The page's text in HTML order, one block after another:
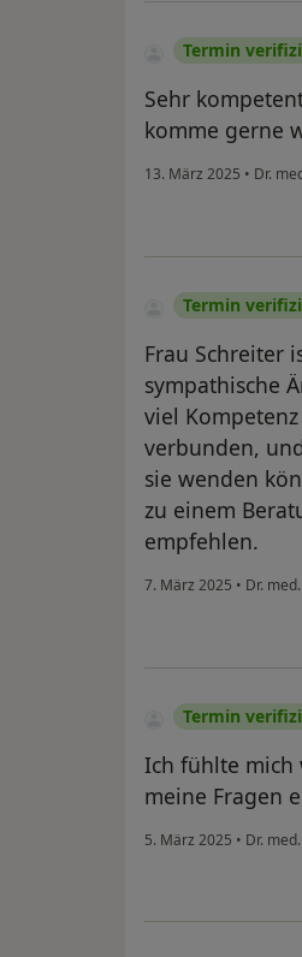
Termin
Sehr
komme gerne
13. März 2025 • Dr.
Termin
Frau Schreiter
sympathische
viel
verbunden,
sie wenden
zu einem
empfehlen.
7. März 2025 • Dr.
Termin
Ich fühlte mich
meine Fragen
5. März 2025 • Dr.